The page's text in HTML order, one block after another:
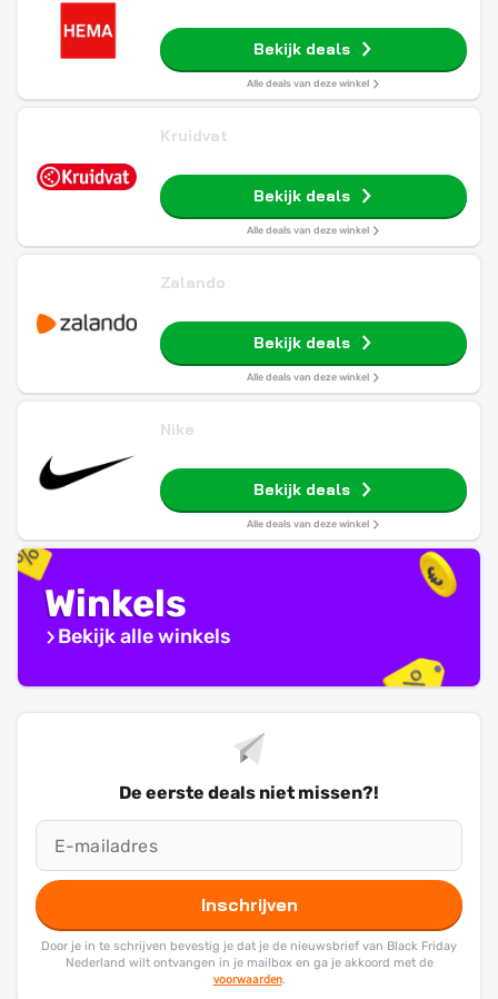
Bekijk deals
Alle deals van deze winkel
Kruidvat
Bekijk deals
Alle deals van deze winkel
Zalando
Bekijk deals
Alle deals van deze winkel
Nike
Bekijk deals
Alle deals van deze winkel
Winkels
Bekijk alle winkels
De eerste deals niet missen?!
Inschrijven
Door je in te schrijven bevestig je dat je de nieuwsbrief van Black Friday
Nederland wilt ontvangen in je mailbox en ga je akkoord met de
voorwaarden.